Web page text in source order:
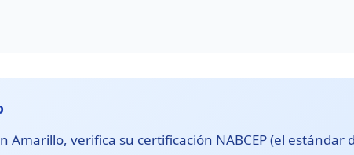
verifica su certificación NABCEP (el estándar